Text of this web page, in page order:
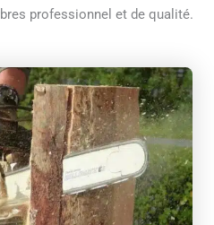
professionnel et de qualité.